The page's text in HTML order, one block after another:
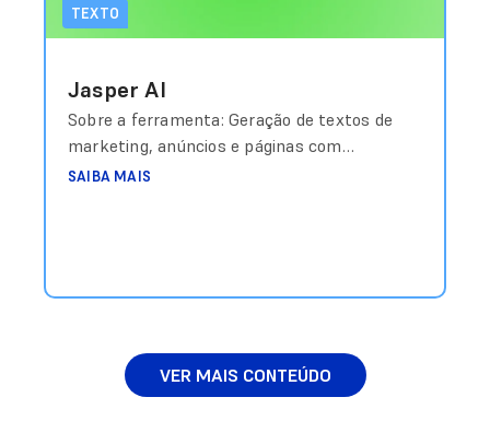
TEXTO
Jasper AI
Sobre a ferramenta: Geração de textos de
marketing, anúncios e páginas com
templates otimizados. Custo aproximado:
SAIBA MAIS
VER MAIS CONTEÚDO